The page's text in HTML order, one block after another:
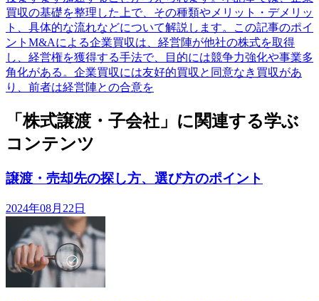
買収の基礎を整理した上で、その種類やメリット・デメリッ
ト、具体的な流れなどについて解説します。この記事のポイ
ントM&Aによる企業買収は、経営陣が他社の株式を取得
し、経営権を獲得する手法で、目的には競争力強化や事業多
角化がある。企業買収には友好的買収と同意なき買収があ
り、前者は経営陣との合意を
「株式譲渡・子会社」に関連する学ぶ
コンテンツ
譲渡・売却先の探し方、選び方のポイント
2024年08月22日